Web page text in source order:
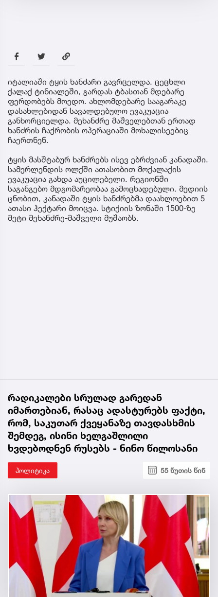
იტალიაში ტყის ხანძარი გავრცელდა. ცეცხლი
ქალაქ ტინიალეში, გარდას ტბასთან მდებარე
ფერდობებს მოედო. ახლომდებარე სააგარაკე
დასახლებიდან სავალდებულო ევაკუაცია
განხორციელდა. მეხანძრე მაშველებთან ერთად
ხანძრის ჩაქრობის ოპერაციაში მოხალისეებიც
ჩაერთნენ.
ტყის მასშტაბურ ხანძრებს ისევ ებრძვიან კანადაში.
სამერლენდის ოლქში ათასობით მოქალაქის
ევაკუაცია გახდა აუცილებელი. რეგიონში
საგანგებო მდგომარეობაა გამოცხადებული. მედიის
ცნობით, კანადაში ტყის ხანძრებმა დაახლოებით 5
ათასი ჰექტარი მოიცვა. სტიქიის ზონაში 1500-ზე
მეტი მეხანძრე-მაშველი მუშაობს.
რადიკალები სრულად გარედან
იმართებიან, რასაც ადასტურებს ფაქტი,
რომ, საკუთარ ქვეყანაზე თავდასხმის
შემდეგ, ისინი ხელგაშლილი
ხვდებოდნენ რუსებს - ნინო წილოსანი
პოლიტიკა 55 წუთის წინ